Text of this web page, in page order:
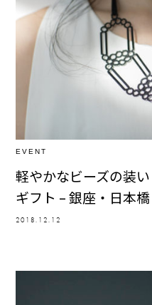
EVENT
軽やかなビーズの装
ギフト – 銀座・日本
2018.12.12